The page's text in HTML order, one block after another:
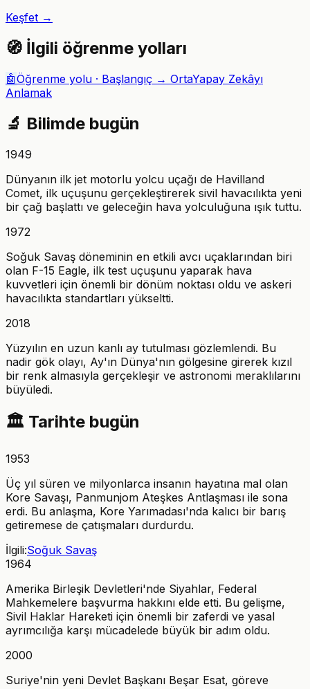
Keşfet →
🧭 İlgili öğrenme yolları
🤖Öğrenme yolu · Başlangıç → OrtaYapay Zekâyı
Anlamak
🔬 Bilimde bugün
1949
Dünyanın ilk jet motorlu yolcu uçağı de Havilland
Comet, ilk uçuşunu gerçekleştirerek sivil havacılıkta yeni
bir çağ başlattı ve geleceğin hava yolculuğuna ışık tuttu.
1972
Soğuk Savaş döneminin en etkili avcı uçaklarından biri
olan F-15 Eagle, ilk test uçuşunu yaparak hava
kuvvetleri için önemli bir dönüm noktası oldu ve askeri
havacılıkta standartları yükseltti.
2018
Yüzyılın en uzun kanlı ay tutulması gözlemlendi. Bu
nadir gök olayı, Ay'ın Dünya'nın gölgesine girerek kızıl
bir renk almasıyla gerçekleşir ve astronomi meraklılarını
büyüledi.
🏛️ Tarihte bugün
1953
Üç yıl süren ve milyonlarca insanın hayatına mal olan
Kore Savaşı, Panmunjom Ateşkes Antlaşması ile sona
erdi. Bu anlaşma, Kore Yarımadası'nda kalıcı bir barış
getiremese de çatışmaları durdurdu.
İlgili:Soğuk Savaş
1964
Amerika Birleşik Devletleri'nde Siyahlar, Federal
Mahkemelere başvurma hakkını elde etti. Bu gelişme,
Sivil Haklar Hareketi için önemli bir zaferdi ve yasal
ayrımcılığa karşı mücadelede büyük bir adım oldu.
2000
Suriye'nin yeni Devlet Başkanı Beşar Esat, göreve